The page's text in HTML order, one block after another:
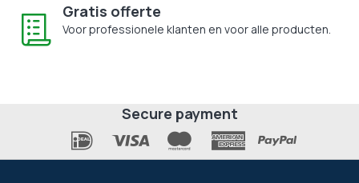
Gratis offerte
Voor professionele klanten en voor alle producten.
Secure payment